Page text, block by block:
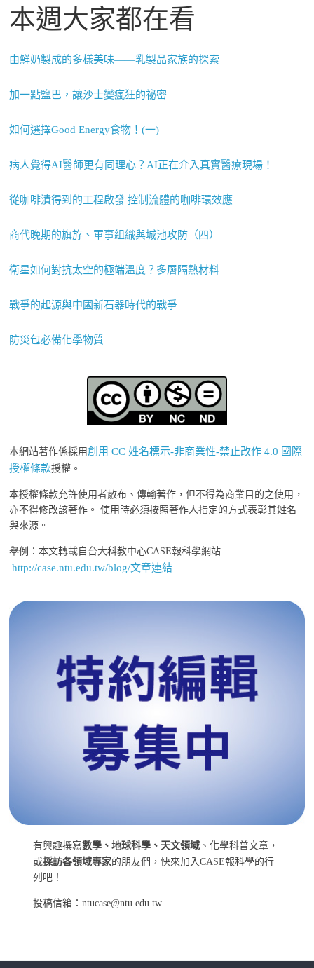
本週大家都在看
由鮮奶製成的多樣美味——乳製品家族的探索
加一點鹽巴，讓沙士變瘋狂的祕密
如何選擇Good Energy食物！(一)
病人覺得AI醫師更有同理心？AI正在介入真實醫療現場！
從咖啡漬得到的工程啟發 控制流體的咖啡環效應
商代晚期的旗斿、軍事組織與城池攻防（四）
衛星如何對抗太空的極端溫度？多層隔熱材料
戰爭的起源與中國新石器時代的戰爭
防災包必備化學物質
本網站著作係採用創用 CC 姓名標示-非商業性-禁止改作 4.0 國際
授權條款授權。
本授權條款允許使用者散布、傳輸著作，但不得為商業目的之使用，
亦不得修改該著作。 使用時必須按照著作人指定的方式表彰其姓名
與來源。
舉例：本文轉載自台大科教中心CASE報科學網站
http://case.ntu.edu.tw/blog/文章連結
有興趣撰寫數學、地球科學、天文領域 、化學科普文章，
或採訪各領域專家的朋友們，快來加入CASE報科學的行
列吧！
投稿信箱：ntucase@ntu.edu.tw